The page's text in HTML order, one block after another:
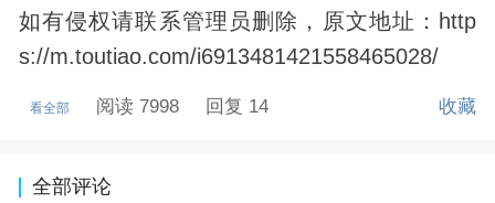
如有侵权请联系管理员删除，原文地址：http
s://m.toutiao.com/i6913481421558465028/
看全部 阅读 7998 回复 14 收藏
全部评论